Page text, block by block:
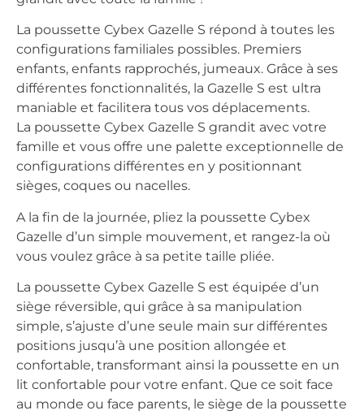
La poussette Cybex Gazelle S répond à toutes les
configurations familiales possibles. Premiers
enfants, enfants rapprochés, jumeaux. Grâce à ses
différentes fonctionnalités, la Gazelle S est ultra
maniable et facilitera tous vos déplacements.
La poussette Cybex Gazelle S grandit avec votre
famille et vous offre une palette exceptionnelle de
configurations différentes en y positionnant
sièges, coques ou nacelles.
A la fin de la journée, pliez la poussette Cybex
Gazelle d’un simple mouvement, et rangez-la où
vous voulez grâce à sa petite taille pliée.
La poussette Cybex Gazelle S est équipée d’un
siège réversible, qui grâce à sa manipulation
simple, s’ajuste d’une seule main sur différentes
positions jusqu’à une position allongée et
confortable, transformant ainsi la poussette en un
lit confortable pour votre enfant. Que ce soit face
au monde ou face parents, le siège de la poussette